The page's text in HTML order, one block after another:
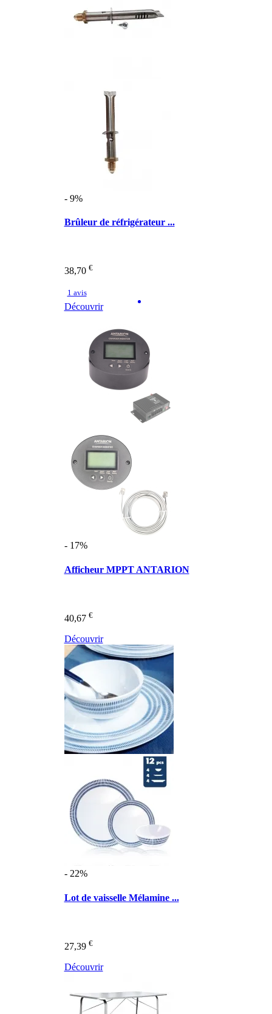
- 9%
Brûleur de réfrigérateur ...
38,70 €
1 avis
Découvrir
- 17%
Afficheur MPPT ANTARION
40,67 €
Découvrir
- 22%
Lot de vaisselle Mélamine ...
27,39 €
Découvrir